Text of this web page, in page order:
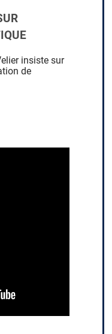
insiste sur
de